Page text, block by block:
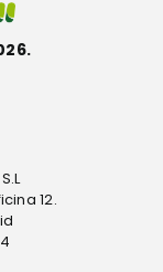
12.